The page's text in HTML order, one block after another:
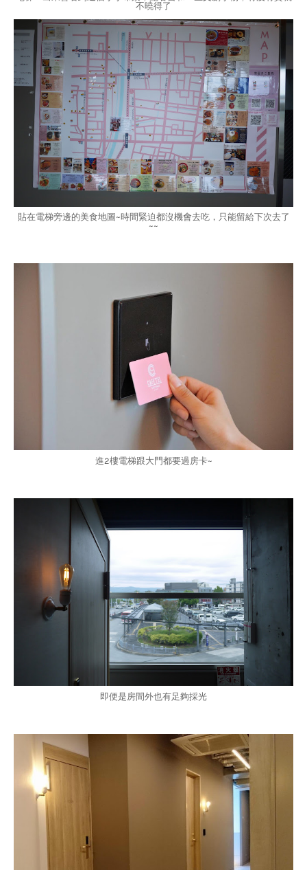
不曉得了
貼在電梯旁邊的美食地圖~時間緊迫都沒機會去吃，只能留給下次去了
~~
進2樓電梯跟大門都要過房卡~
即便是房間外也有足夠採光